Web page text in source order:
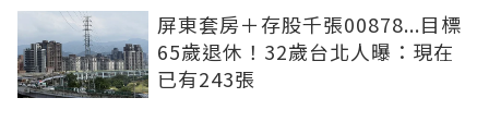
屏東套房＋存股千張00878...目標
65歲退休！32歲台北人曝：現在
已有243張